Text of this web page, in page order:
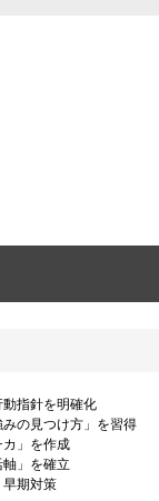
指針を明確化
の見つけ方」を習得
」を作成
」を確立
期対策